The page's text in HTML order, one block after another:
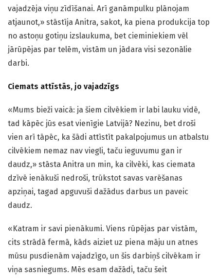
vajadzēja viņu zīdīšanai. Arī ganāmpulku plānojam
atjaunot,» stāstīja Anitra, sakot, ka piena produkcija top
no astoņu gotiņu izslaukuma, bet cieminiekiem vēl
jārūpējas par telēm, vistām un jādara visi sezonālie
darbi.
Ciemats attīstās, jo vajadzīgs
«Mums bieži vaicā: ja šiem cilvēkiem ir labi lauku vidē,
tad kāpēc jūs esat vienīgie Latvijā? Nezinu, bet droši
vien arī tāpēc, ka šādi attīstīt pakalpojumus un atbalstu
cilvēkiem nemaz nav viegli, taču ieguvumu gan ir
daudz,» stāsta Anitra un min, ka cilvēki, kas ciemata
dzīvē ienākuši nedroši, trūkstot savas varēšanas
apziņai, tagad apguvuši dažādus darbus un paveic
daudz.
«Katram ir savi pienākumi. Viens rūpējas par vistām,
cits strādā fermā, kāds aiziet uz piena māju un atnes
mūsu pusdienām vajadzīgo, un šis darbiņš cilvēkam ir
viņa sasniegums. Mēs esam dažādi, taču šeit